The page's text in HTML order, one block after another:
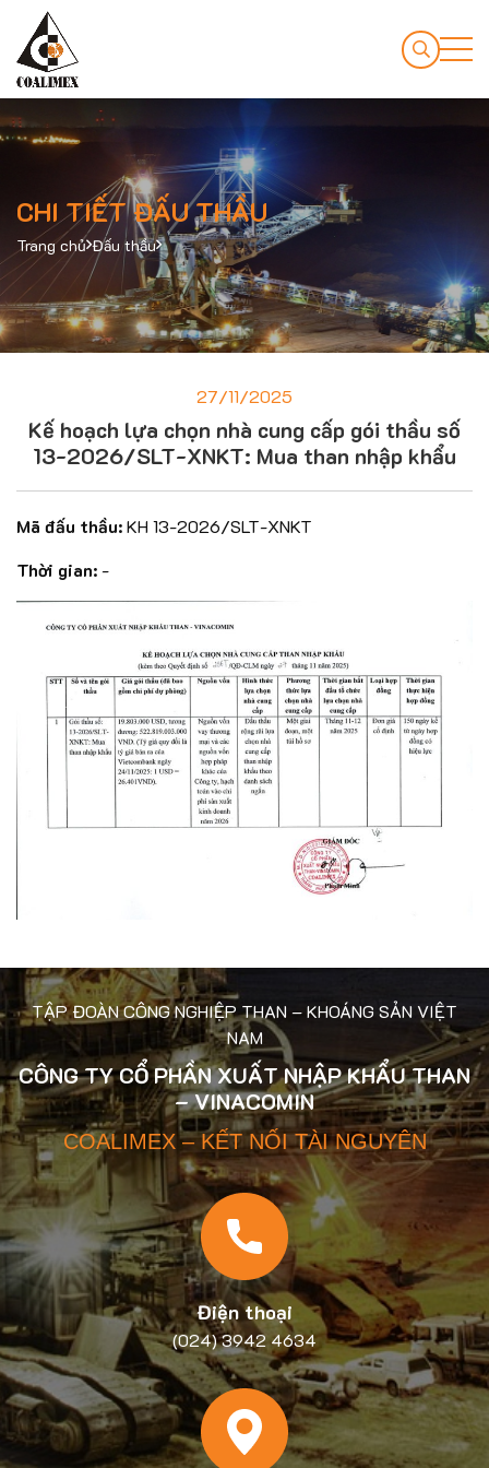
CHI TIẾT ĐẤU THẦU
Trang chủ Đấu thầu
27/11/2025
Kế hoạch lựa chọn nhà cung cấp gói thầu số
13-2026/SLT-XNKT: Mua than nhập khẩu
Mã đấu thầu:KH 13-2026/SLT-XNKT
Thời gian:-
TẬP ĐOÀN CÔNG NGHIỆP THAN – KHOÁNG SẢN VIỆT
NAM
CÔNG TY CỔ PHẦN XUẤT NHẬP KHẨU THAN
– VINACOMIN
COALIMEX – KẾT NỐI TÀI NGUYÊN
Điện thoại
(024) 3942 4634